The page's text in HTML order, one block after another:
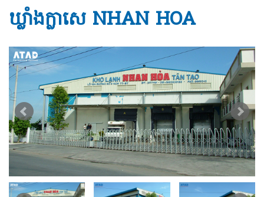
ឃ្លាំងក្លាសេ NHAN HOA